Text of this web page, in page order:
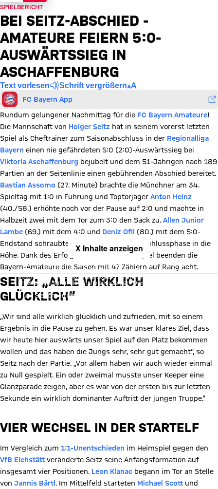
SPIELBERICHT
BEI SEITZ-ABSCHIED -
AMATEURE FEIERN 5:0-
AUSWÄRTSSIEG IN
ASCHAFFENBURG
Text vorlesen Schrift vergrößern
FC Bayern App
Rundum gelungener Nachmittag für die FC Bayern Amateure!
Die Mannschaft von Holger Seitz hat in seinem vorerst letzten
Spiel als Cheftrainer zum Saisonabschluss in der Regionalliga
Bayern einen nie gefährdeten 5:0 (2:0)-Auswärtssieg bei
Viktoria Aschaffenburg bejubelt und dem 51-Jährigen nach 189
Partien an der Seitenlinie einen gebührenden Abschied bereitet.
Bastian Assomo (27. Minute) brachte die Münchner am 34.
Spieltag mit 1:0 in Führung und Toptorjäger Anton Heinz
(40./58.) erhöhte noch vor der Pause auf 2:0 und machte in
Halbzeit zwei mit dem Tor zum 3:0 den Sack zu. Allen Junior
Lambe (69.) mit dem 4:0 und Deniz Ofli (80.) mit dem 5:0-
Endstand schraubten das Ergebnis in der Schlussphase in die
Höhe. Dank des Erfolgs im letzten Saisonspiel beenden die
Bayern-Amateure die Saison mit 47 Zählern auf Rang acht.
X Inhalte anzeigen
Mit Klick auf den Button ermöglichen Sie es diesem sozialen
Netzwerk, Ihre Daten (z. B. IP-Adresse) mit Hilfe von Cookies zu
verarbeiten. Vorher kann das soziale Netzwerk keine Daten über Sie
erheben, um Ihnen die Inhalte anzuzeigen. Diese Einstellung wird für
alle Inhalte des sozialen Netzwerks auf unserer Website gespeichert
und Sie können dies jederzeit in der
ändern. Details:
SEITZ: „ALLE WIRKLICH
GLÜCKLICH“
„Wir sind alle wirklich glücklich und zufrieden, mit so einem
Ergebnis in die Pause zu gehen. Es war unser klares Ziel, dass
wir heute hier auswärts unser Spiel auf den Platz bekommen
wollen und das haben die Jungs sehr, sehr gut gemacht“, so
Seitz nach der Partie. „Vor allem haben wir auch wieder einmal
zu Null gespielt. Ein oder zweimal musste unser Keeper eine
Glanzparade zeigen, aber es war von der ersten bis zur letzten
Sekunde ein wirklich dominanter Auftritt der jungen Truppe.“
VIER WECHSEL IN DER STARTELF
Im Vergleich zum 1:1-Unentschieden im Heimspiel gegen den
VfB Eichstätt veränderte Seitz seine Anfangsformation auf
insgesamt vier Positionen. Leon Klanac begann im Tor an Stelle
von Jannis Bärtl . Im Mittelfeld starteten Michael Scott und